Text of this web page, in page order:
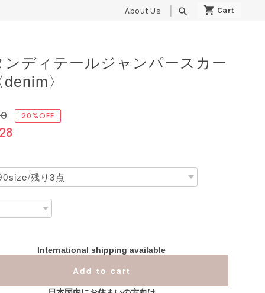
About Us search
ンディテールジャンパースカー
〉
20%OFF
International shipping available
Add to cart